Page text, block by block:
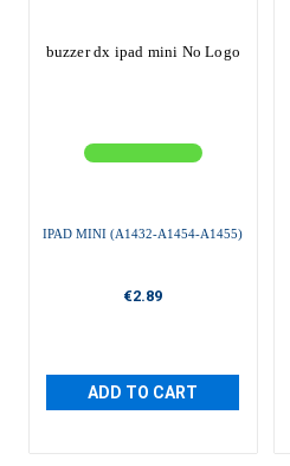
buzzer dx ipad mini No Logo
IPAD MINI (A1432-A1454-A1455)
€2.89
ADD TO CART